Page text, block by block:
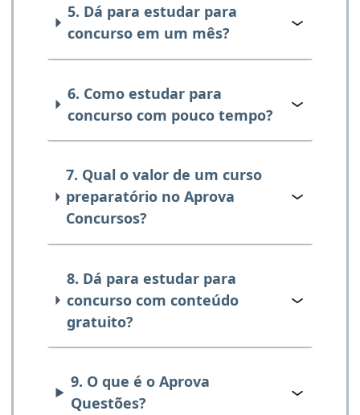
5. Dá para estudar para
concurso em um mês?
6. Como estudar para
concurso com pouco tempo?
7. Qual o valor de um curso
preparatório no Aprova
Concursos?
8. Dá para estudar para
concurso com conteúdo
gratuito?
9. O que é o Aprova
Questões?